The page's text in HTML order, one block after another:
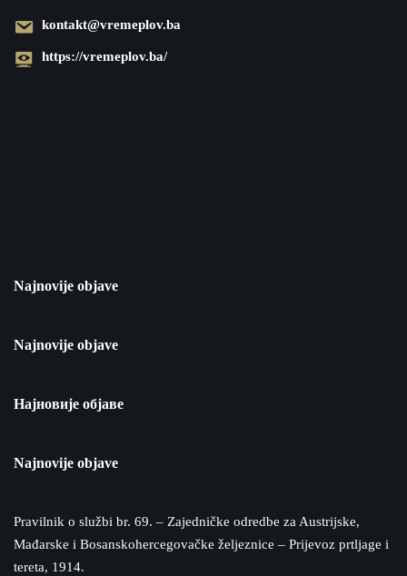
kontakt@vremeplov.ba
https://vremeplov.ba/
Najnovije objave
Najnovije objave
Најновије објаве
Najnovije objave
Pravilnik o službi br. 69. – Zajedničke odredbe za Austrijske,
Mađarske i Bosanskohercegovačke željeznice – Prijevoz prtljage i
tereta, 1914.